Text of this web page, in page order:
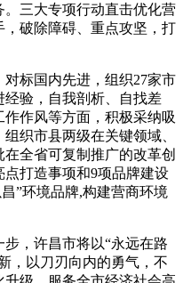
三大专项行动直击优化营
破除障碍、重点攻坚，打
标国内先进，组织27家市
验，自我剖析、自找差
作风等方面，积极采纳吸
织市县两级在关键领域、
全省可复制推广的改革创
打造事项和9项品牌建设
”环境品牌,构建营商环境
，许昌市将以“永远在路
，以刀刃向内的勇气，不